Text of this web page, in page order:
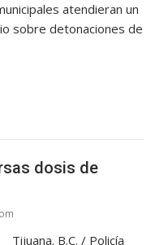
atendieran un
sobre detonaciones de
dosis de
Tijuana. B.C. / Policía